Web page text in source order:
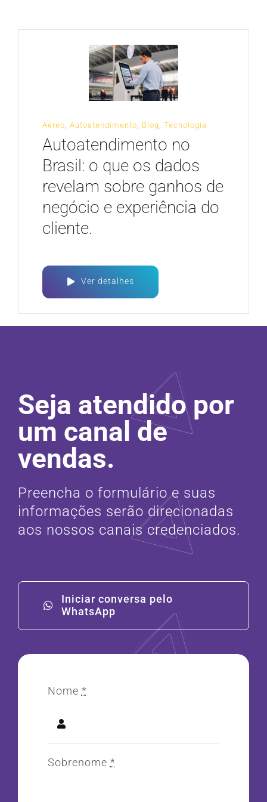
Aéreo, Autoatendimento, Blog, Tecnologia
Autoatendimento no
Brasil: o que os dados
revelam sobre ganhos de
negócio e experiência do
cliente.
Ver detalhes
Seja atendido por
um canal de
vendas.
Preencha o formulário e suas
informações serão direcionadas
aos nossos canais credenciados.
Iniciar conversa pelo
WhatsApp
Nome *
Sobrenome *